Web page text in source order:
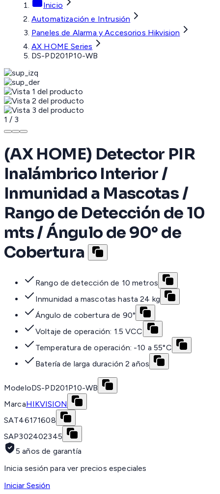
Inicio
Automatización e Intrusión
Paneles de Alarma y Accesorios Hikvision
AX HOME Series
DS-PD201P10-WB
1 / 3
(AX HOME) Detector PIR
Inalámbrico Interior /
Inmunidad a Mascotas /
Rango de Detección de 10
mts / Ángulo de 90° de
Cobertura
Rango de detección de 10 metros
Inmunidad a mascotas hasta 24 kg
Ángulo de cobertura de 90°
Voltaje de operación: 1.5 VCC
Temperatura de operación: -10 a 55°C
Batería de larga duración 2 años
ModeloDS-PD201P10-WB
MarcaHIKVISION
SAT46171608
SAP302402345
5 años de garantía
Inicia sesión para ver precios especiales
Iniciar Sesión